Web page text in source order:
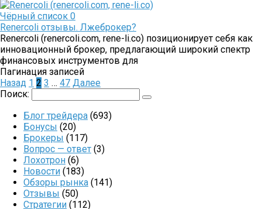
Чёрный список 0
Renercoli отзывы. Лжеброкер?
Renercoli (renercoli.com, rene-li.co) позиционирует себя как
инновационный брокер, предлагающий широкий спектр
финансовых инструментов для
Пагинация записей
Назад 1 2 3 … 47 Далее
Поиск:
Блог трейдера (693)
Бонусы (20)
Брокеры (117)
Вопрос — ответ (3)
Лохотрон (6)
Новости (183)
Обзоры рынка (141)
Отзывы (50)
Стратегии (112)